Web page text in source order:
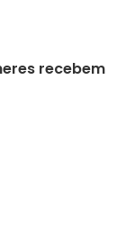
recebem